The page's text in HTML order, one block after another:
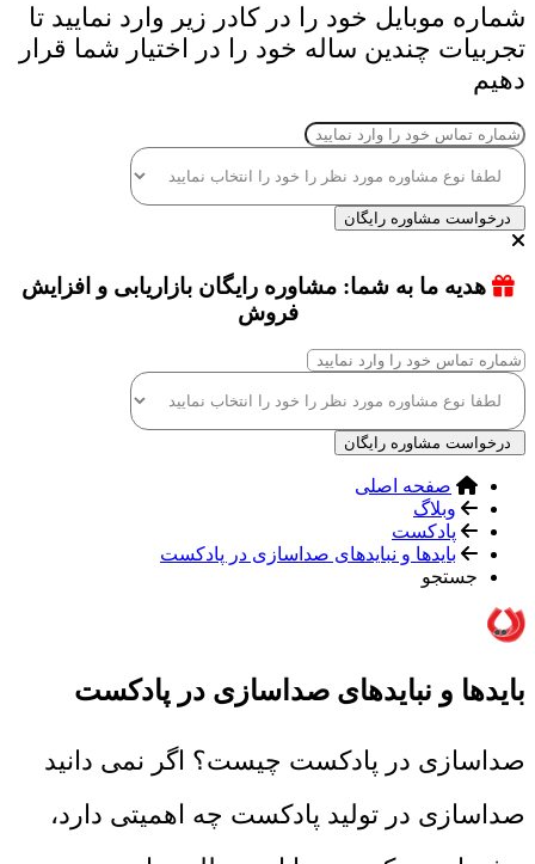
شماره موبایل خود را در کادر زیر وارد نمایید تا
تجربیات چندین ساله خود را در اختیار شما قرار
دهیم
درخواست مشاوره رایگان
هدیه ما به شما: مشاوره رایگان بازاریابی و افزایش
فروش
درخواست مشاوره رایگان
صفحه اصلی
وبلاگ
پادکست
بایدها و نبایدهای صداسازی در پادکست
جستجو
بایدها و نبایدهای صداسازی در پادکست
صداسازی در پادکست چیست؟ اگر نمی دانید
صداسازی در تولید پادکست چه اهمیتی دارد،